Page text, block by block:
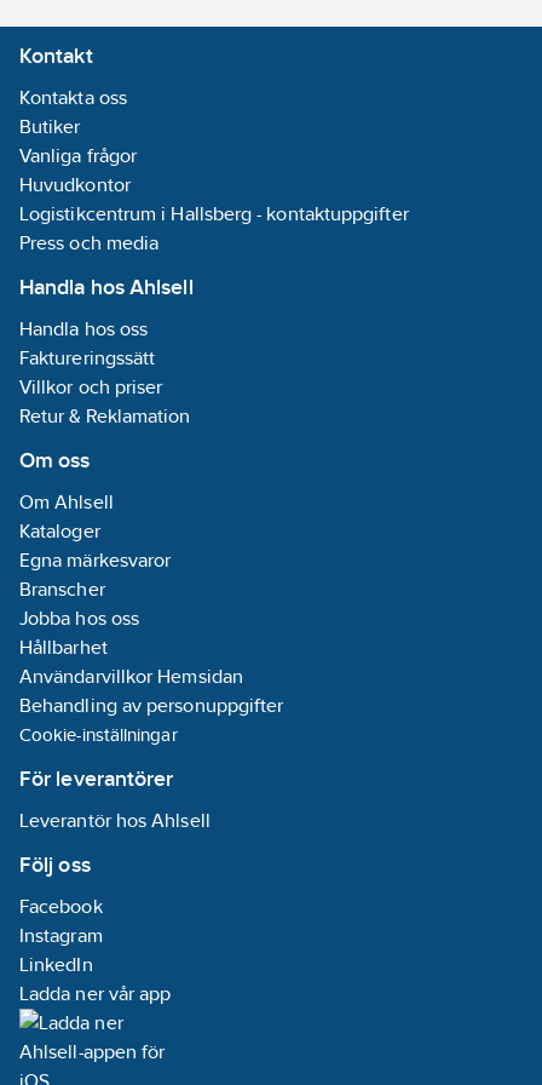
Kontakt
Kontakta oss
Butiker
Vanliga frågor
Huvudkontor
Logistikcentrum i Hallsberg - kontaktuppgifter
Press och media
Handla hos Ahlsell
Handla hos oss
Faktureringssätt
Villkor och priser
Retur & Reklamation
Om oss
Om Ahlsell
Kataloger
Egna märkesvaror
Branscher
Jobba hos oss
Hållbarhet
Användarvillkor Hemsidan
Behandling av personuppgifter
Cookie-inställningar
För leverantörer
Leverantör hos Ahlsell
Följ oss
Facebook
Instagram
LinkedIn
Ladda ner vår app